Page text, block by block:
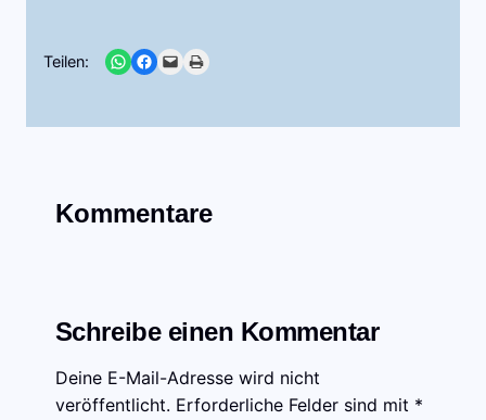
Teilen: Share on WhatsApp
Share on Facebook
Email this PagePrint this Page
Kommentare
Schreibe einen Kommentar
Deine E-Mail-Adresse wird nicht
veröffentlicht. Erforderliche Felder sind mit *